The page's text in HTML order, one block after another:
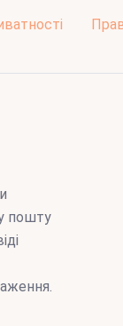
пошту